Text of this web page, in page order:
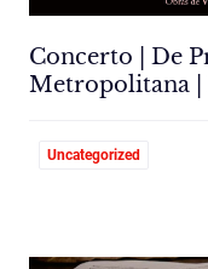
Concerto | De
Metropolitana |
Uncategorized